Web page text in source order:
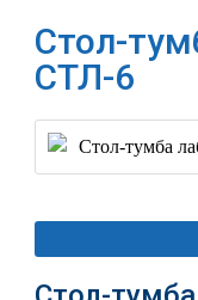
Стол-
СТЛ-6